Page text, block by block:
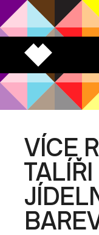
VÍCE
TALÍŘI